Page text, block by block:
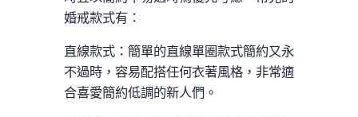
婚戒款式有：
直線款式：簡單的直線單圈款式簡約又永
不過時，容易配搭任何衣著風格，非常適
合喜愛簡約低調的新人們。